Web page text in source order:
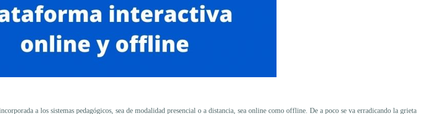
a los sistemas pedagógicos, sea de modalidad presencial o a distancia, sea online como offline. De a poco se va erradicando la grieta